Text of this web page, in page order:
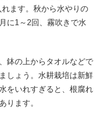
ます。秋から水やりの
に1～2回、霧吹きで水
鉢の上からタオルなどで
しょう。水耕栽培は新鮮
をいれすぎると、根腐れ
ります。